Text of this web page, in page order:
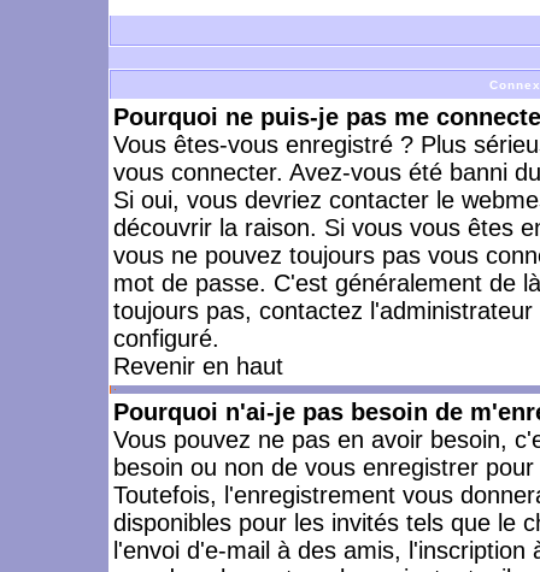
Pourquoi ne puis-je pas me
Vous êtes-vous enregistré ? Plus
vous connecter. Avez-vous été banni
Si oui, vous devriez contacter le
découvrir la raison. Si vous vous êtes
vous ne pouvez toujours pas vous
mot de passe. C'est généralement de
toujours pas, contactez
configuré.
Revenir en haut
Pourquoi n'ai-je pas besoin de
Vous pouvez ne pas en avoir besoin,
besoin ou non de vous enregistrer
Toutefois, l'enregistrement vous
disponibles pour les invités tels que le
l'envoi d'e-mail à des amis,